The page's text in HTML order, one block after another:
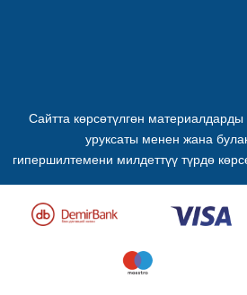
Сайтта көрсөтүлгөн
уруксаты менен жана
гипершилтемени милдеттүү түрдө